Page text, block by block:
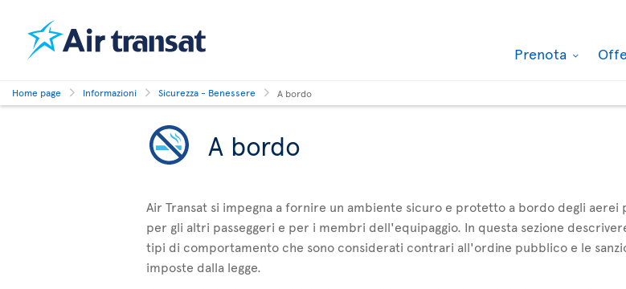
Prenota
Home page Informazioni Sicurezza - Benessere A bordo
A bordo
Air Transat si impegna a fornire un ambiente sicuro e protetto a bordo degli aerei
per gli altri passeggeri e per i membri dell'equipaggio. In questa sezione
tipi di comportamento che sono considerati contrari all'ordine pubblico e le
imposte dalla legge.